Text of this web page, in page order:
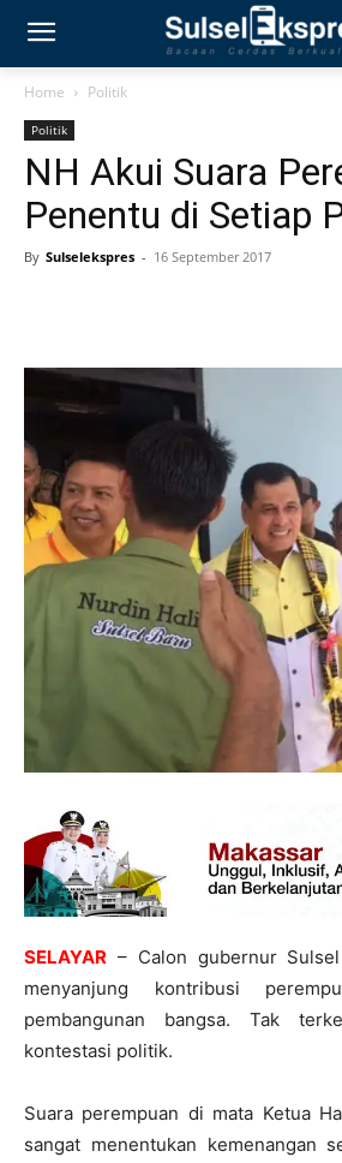
Home Politik
Politik
NH Akui Suara
Penentu di Setiap
By Sulselekspres - 16 September 2017
SELAYAR – Calon gubernur
menyanjung kontribusi
pembangunan bangsa. Tak
kontestasi politik.
Suara perempuan di mata Ketua
sangat menentukan kemenangan